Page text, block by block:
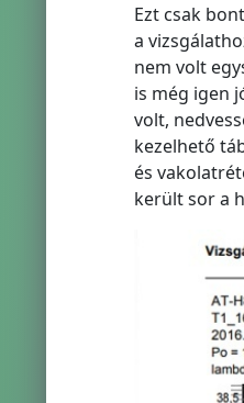
Ezt csak
a
nem volt
is még igen
volt,
kezelhető
és
került sor a